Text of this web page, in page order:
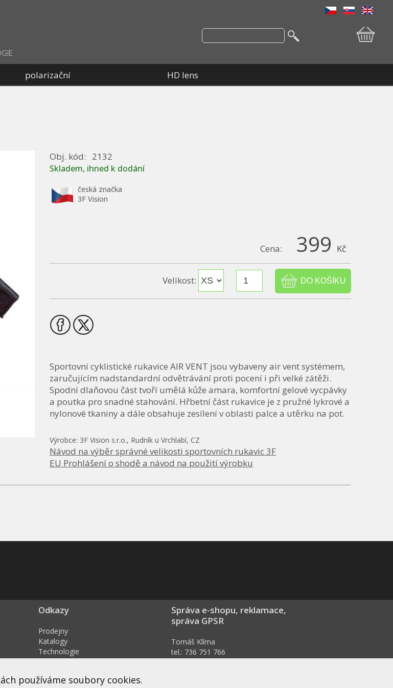
polarizační
HD lens
Obj. kód: 2132
Skladem, ihned k dodání
česká značka
3F Vision
Cena: 399 Kč
Velikost:
Sportovní cyklistické rukavice AIR VENT jsou vybaveny air vent systémem,
zaručujícím nadstandardní odvětrávání proti pocení i při velké zátěži.
Spodní dlaňovou část tvoří umělá kůže amara, komfortní gelové vycpávky
a poutka pro snadné stahování. Hřbetní část rukavice je z pružné lykrové a
nylonové tkaniny a dále obsahuje zesílení v oblasti palce a utěrku na pot.
Výrobce: 3F Vision s.r.o., Rudník u Vrchlabí, CZ
Návod na výběr správné velikosti sportovních rukavic 3F
EU Prohlášení o shodě a návod na použití výrobku
Odkazy
Prodejny
Katalogy
Technologie
Dokumenty ke stažení
Ochrana osobních údajů
Správa e-shopu, reklamace,
správa GPSR
Tomáš Klíma
tel.: 736 751 766
používáme soubory cookies.